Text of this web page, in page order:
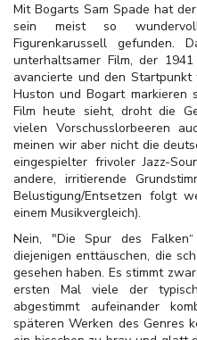
Mit Bogarts Sam Spade hat
sein meist so wundervoll
Figurenkarussell gefunden.
unterhaltsamer Film, der
avancierte und den
Huston und Bogart markieren
Film heute sieht, droht die
vielen Vorschusslorbeeren
meinen wir aber nicht die
eingespielter frivoler Jazz-
andere, irritierende
Belustigung/Entsetzen folgt
einem Musikvergleich).
Nein, "Die Spur des
diejenigen enttäuschen, die
gesehen haben. Es stimmt
ersten Mal viele der
abgestimmt aufeinander
späteren Werken des Genres